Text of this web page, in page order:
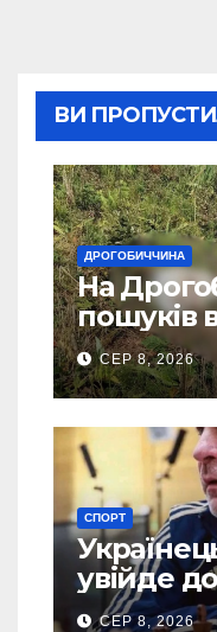
ВИ
ДРОГОБИЧЧИНА
На
пошуків
зниклого
СЕР 8, 2026
СПОРТ
увійде
шахової
СЕР 8, 2026